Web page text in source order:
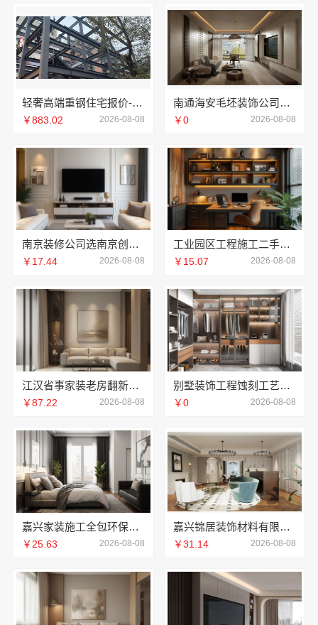
轻奢高端重钢住宅报价-云南晟构建筑建材有限公司
￥883.02 2026-08-08
南通海安毛坯装饰公司设计，南通宏域全宅装饰建材有限公司专业规划
￥0 2026-08-08
南京装修公司选南京创亿讯
￥17.44 2026-08-08
工业园区工程施工二手房全包_苏州兔哥哥智装新材料
￥15.07 2026-08-08
江汉省事家装老房翻新，本地快装透明一口价
￥87.22 2026-08-08
别墅装饰工程蚀刻工艺多少钱——江苏东钢金属家居报价
￥0 2026-08-08
嘉兴家装施工全包环保材料_嘉兴美派建材科技有限公司
￥25.63 2026-08-08
嘉兴锦居装饰材料有限公司，秀洲区装饰排名公寓优选
￥31.14 2026-08-08